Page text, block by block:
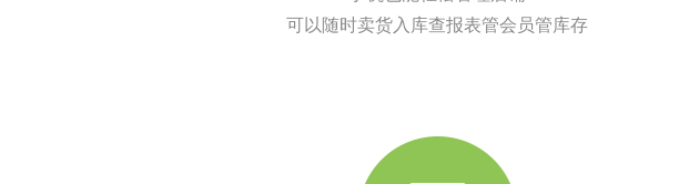
可以随时卖货入库查报表管会员管库存